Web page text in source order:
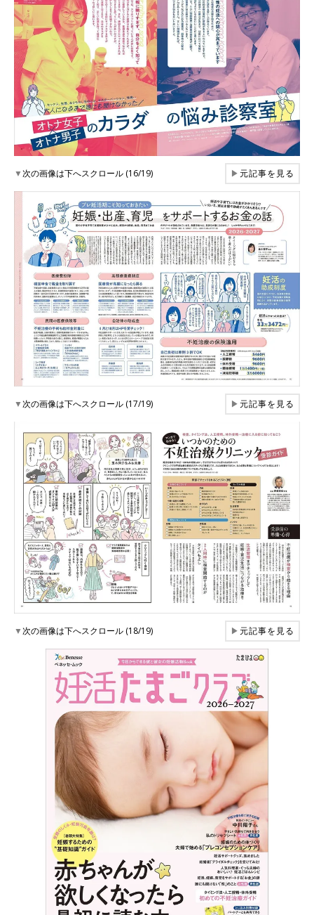
▼次の画像は下へスクロール (16/19) ▶元記事を見る
▼次の画像は下へスクロール (17/19) ▶元記事を見る
▼次の画像は下へスクロール (18/19) ▶元記事を見る